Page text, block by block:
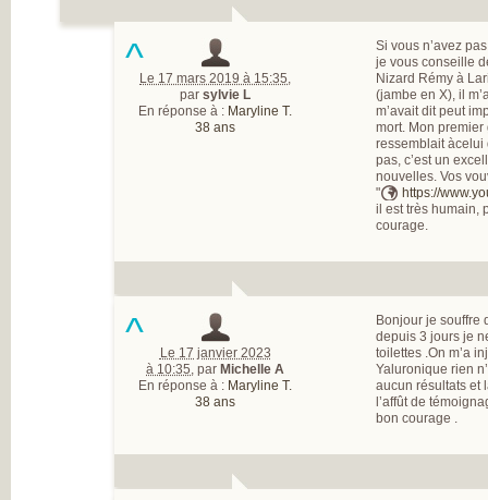
^Le 17 mars 2019 à 15:35
par sylvie L
En réponse à : Maryline T.
38 ans
Si vous n’avez
je vous conseille
Nizard Rémy à
(jambe en X), il
m’avait dit peut
mort. Mon premier
ressemblait àcelui
pas, c’est un
nouvelles. Vos
"
https://
il est très humain,
courage.
^
Le 17 janvier 2023
à 10:35 par Michelle A
En réponse à : Maryline T.
38 ans
Bonjour je souffre
depuis 3 jours je
toilettes .On m’a
Yaluronique rien
aucun résultats et
l’affût de
bon courage .